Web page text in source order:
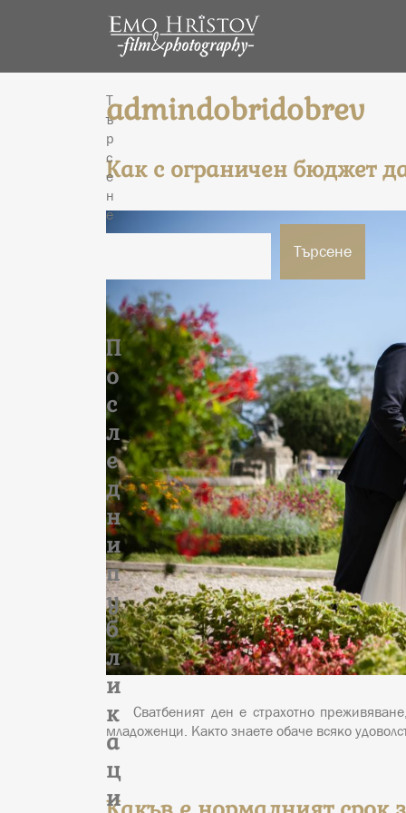
admindobridobrev
Как с ограничен бюджет
Сватбеният ден е страхотно
младоженци. Както знаете обаче всяко
Т
ъ
р
с
е
н
е
Търсене
П
о
с
л
е
д
н
и
п
у
б
л
и
к
а
ц
и